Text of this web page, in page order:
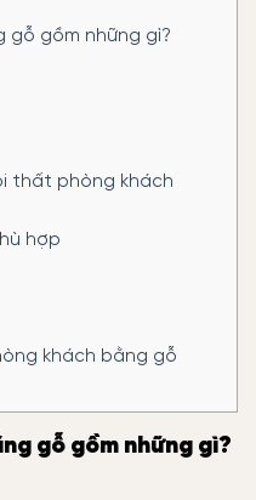
gỗ gồm những gì?
thất phòng khách
hợp
khách bằng gỗ
gỗ gồm những gì?